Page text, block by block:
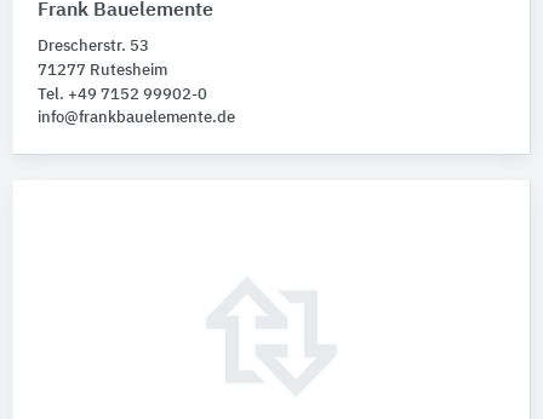
Frank Bauelemente
Drescherstr. 53
71277 Rutesheim
Tel. +49 7152 99902-0
info@frankbauelemente.de